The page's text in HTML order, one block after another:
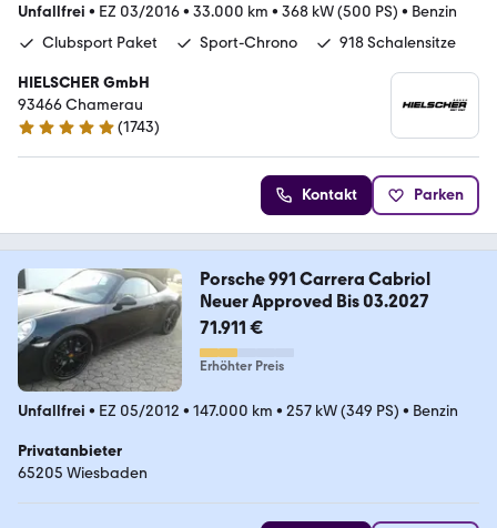
Unfallfrei • EZ 03/2016• 33.000 km • 368 kW (500 PS) • Benzin
Clubsport Paket
Sport-Chrono 918 Schalensitze
HIELSCHER GmbH
93466 Chamerau
4.9 Sterne
(1743)
Kontakt Parken
Porsche 991 Carrera Cabriol
Neuer Approved Bis 03.2027
71.911 €
Erhöhter Preis
Unfallfrei • EZ 05/2012 • 147.000 km • 257 kW (349 PS) • Benzin
Privatanbieter
65205 Wiesbaden